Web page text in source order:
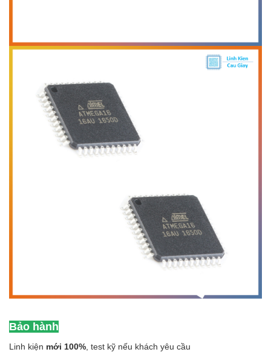
Bảo hành
Linh kiện mới 100% , test kỹ nếu khách yêu cầu